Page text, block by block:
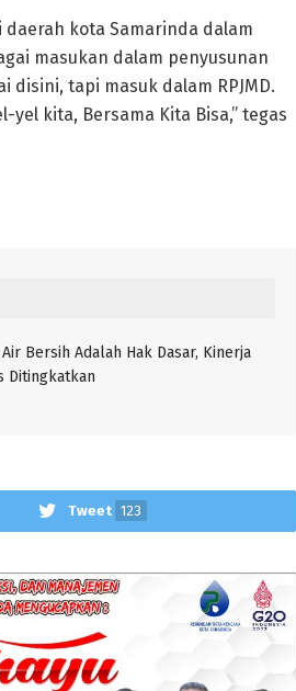
kota Samarinda dalam
masukan dalam penyusunan
disini, tapi masuk dalam RPJMD.
kita, Bersama Kita Bisa,” tegas
Bersih Adalah Hak Dasar, Kinerja
Ditingkatkan
Tweet 123